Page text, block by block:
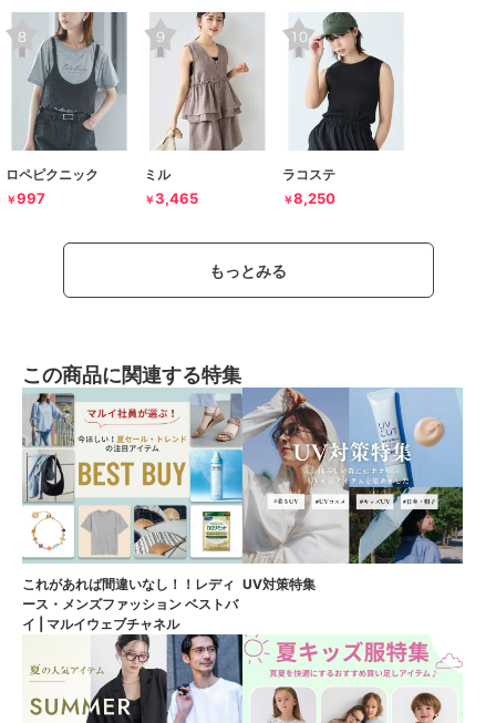
ロペピクニック
￥997
ミル
￥3,465
ラコステ
￥8,250
もっとみる
この商品に関連する特集
これがあれば間違いなし！！レディ
ース・メンズファッション ベストバ
イ | マルイウェブチャネル
UV対策特集